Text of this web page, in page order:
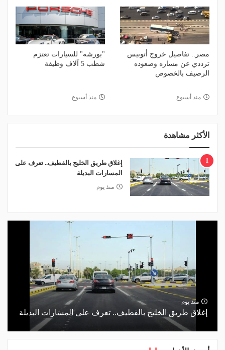
مصر.. تفاصيل خروج أتوبيس
ترددي عن مساره وصعوده
الرصيف بالخصوص
منذ أسبوع
"بورشه" للسيارات تعتزم
شطب 5 آلاف وظيفة
منذ أسبوع
الأكثر مشاهدة
1
إغلاق طريق الخليج بالقطيف.. تعرف على
المسارات البديلة
منذ يوم
منذ يوم
إغلاق طريق الخليج بالقطيف.. تعرف على المسارات البديلة